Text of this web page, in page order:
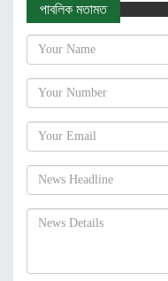
পাবলিক মতামত